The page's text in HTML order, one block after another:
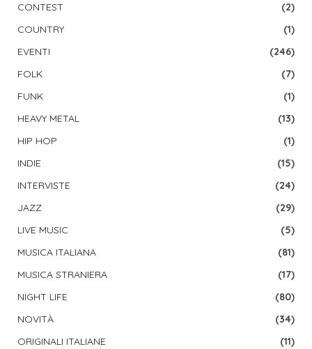
CONTEST
(2)
COUNTRY
(1)
EVENTI
(246)
FOLK
(7)
FUNK
(1)
HEAVY METAL
(13)
HIP HOP
(1)
INDIE
(15)
INTERVISTE
(24)
JAZZ
(29)
LIVE MUSIC
(5)
MUSICA ITALIANA
(81)
MUSICA STRANIERA
(17)
NIGHT LIFE
(80)
NOVITÀ
(34)
ORIGINALI ITALIANE
(11)